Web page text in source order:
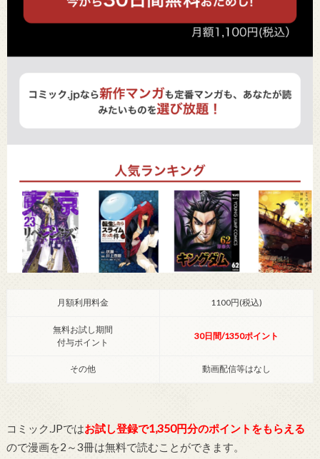
月額利用料金 1100円(税込)
無料お試し期間
付与ポイント
30日間/1350ポイント
その他 動画配信等はなし
コミック.JPではお試し登録で1,350円分のポイントをもらえる
ので漫画を2～3冊は無料で読むことができます。